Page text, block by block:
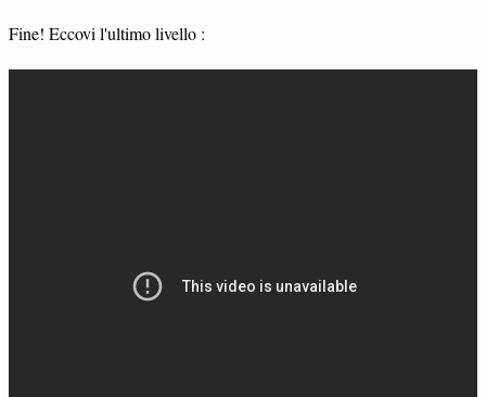
Fine! Eccovi l'ultimo livello :